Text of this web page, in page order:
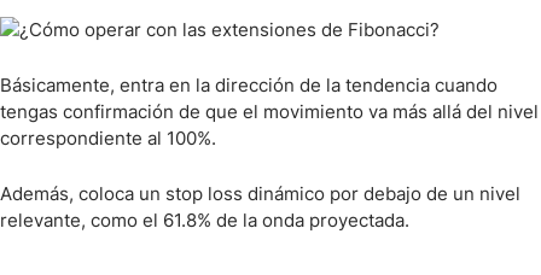
Básicamente, entra en la dirección de la tendencia cuando
tengas confirmación de que el movimiento va más allá del nivel
correspondiente al 100%.
Además, coloca un stop loss dinámico por debajo de un nivel
relevante, como el 61.8% de la onda proyectada.